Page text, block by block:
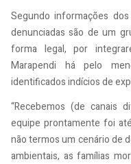
Segundo informações
denunciadas são de um
forma legal, por
Marapendi há pelo
identificados indícios de
“Recebemos (de canais
equipe prontamente foi
não termos um cenário de
ambientais, as famílias